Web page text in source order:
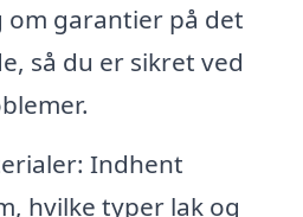
om garantier på det
så du er sikret ved
Indhent
hvilke typer lak og